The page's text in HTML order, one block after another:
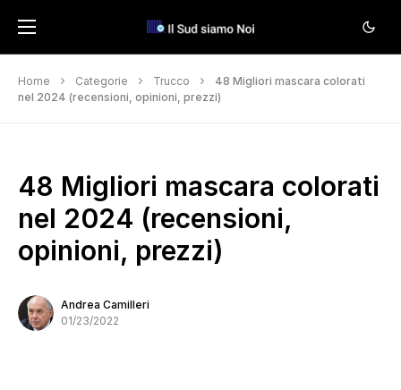
Home Categorie Trucco
48 Migliori mascara colorati
nel 2024 (recensioni, opinioni, prezzi)
48 Migliori mascara colorati
nel 2024 (recensioni,
opinioni, prezzi)
Andrea Camilleri
01/23/2022